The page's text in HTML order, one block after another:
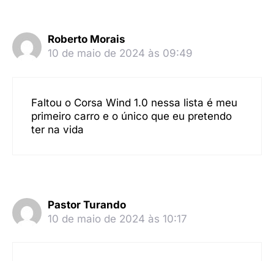
Roberto Morais
10 de maio de 2024 às 09:49
Faltou o Corsa Wind 1.0 nessa lista é meu
primeiro carro e o único que eu pretendo
ter na vida
Pastor Turando
10 de maio de 2024 às 10:17